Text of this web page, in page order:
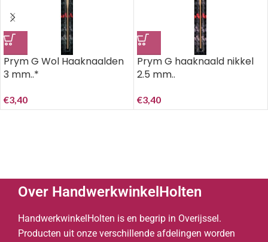
Prym G Wol Haaknaalden
3 mm..*
€3,40
Prym G haaknaald nikkel
2.5 mm..
€3,40
Over HandwerkwinkelHolten
HandwerkwinkelHolten is en begrip in Overijssel.
Producten uit onze verschillende afdelingen worden